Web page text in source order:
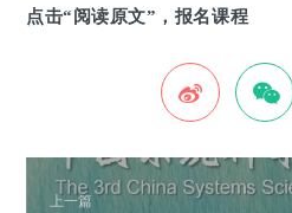
点击“阅读原文”，报名课程
上一篇